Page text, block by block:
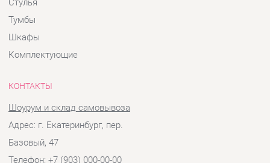
Телефон: +7 (903) 000-00-00
Отправить сообщение